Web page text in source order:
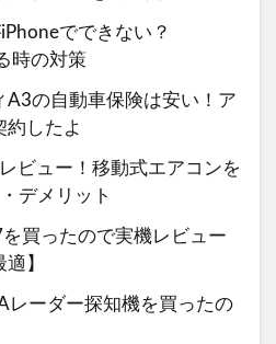
でできない？
時の対策
A3の自動車保険は安い！ア
約したよ
ビュー！移動式エアコンを
デメリット
買ったので実機レビュー
】
レーダー探知機を買ったの